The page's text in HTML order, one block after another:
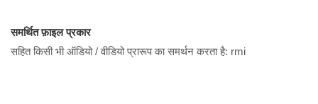
समर्थित फ़ाइल प्रकार
सहित किसी भी ऑडियो / वीडियो प्रारूप का समर्थन करता है: rmi